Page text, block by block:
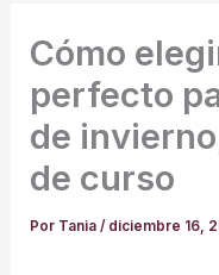
Cómo
perfecto
de
de curso
Por Tania/ diciembre 16,